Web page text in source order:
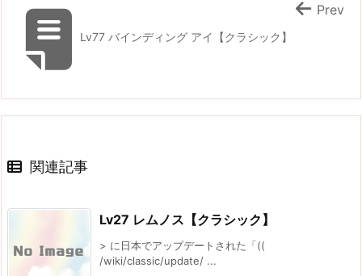
Lv77 バインディング アイ【クラシック】
Prev
関連記事
Lv27 レムノス【クラシック】
> に日本でアップデートされた「((
/wiki/classic/update/ ...